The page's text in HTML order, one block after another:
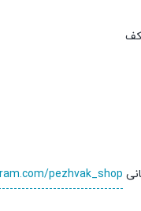
کف
pezhvak_shop